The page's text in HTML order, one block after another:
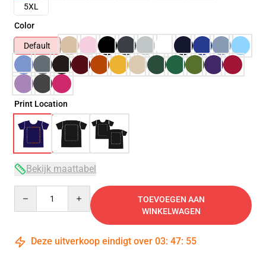
5XL
Color
Default
Print Location
Bekijk maattabel
TOEVOEGEN AAN
WINKELWAGEN
Deze uitverkoop eindigt over 03: 47: 54